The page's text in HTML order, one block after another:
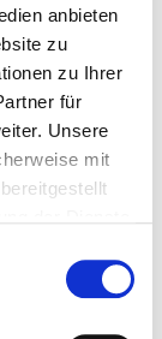
anbieten
zu
zu Ihrer
für
Unsere
mit